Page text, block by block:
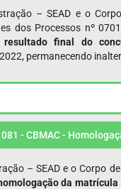
– SEAD e o
dos Processos nº
final do
permanecendo
– SEAD e o Corpo
da
081 - CBMAC -